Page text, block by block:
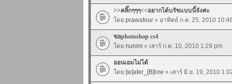
>>คลิ๊กๆๆๆ<<อยากได้บรัชแบบนี้จังค่ะ
โดย prawafour » อาทิตย์ ก.ค. 25, 2010
ขอphotoshop cs4
โดย nunim » เสาร์ ก.ค. 10, 2010 1:29 pm
ออนเอมไม่ได้
โดย [w]ater_[B]low » เสาร์ มิ.ย. 19, 2010